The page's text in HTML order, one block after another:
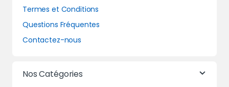
Termes et Conditions
Questions Fréquentes
Contactez-nous
Nos Catégories